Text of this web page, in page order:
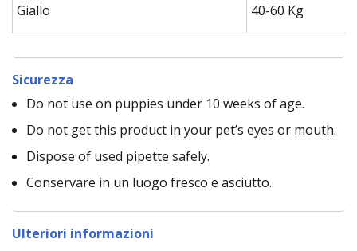
Giallo 40-60 Kg
Sicurezza
Do not use on puppies under 10 weeks of age.
Do not get this product in your pet’s eyes or mouth.
Dispose of used pipette safely.
Conservare in un luogo fresco e asciutto.
Ulteriori informazioni